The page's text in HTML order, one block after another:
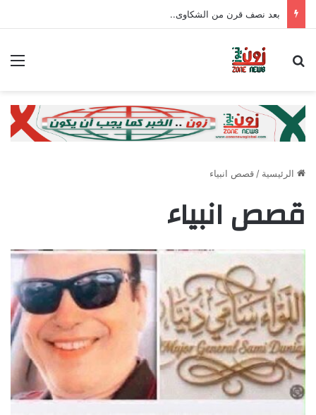
بعد نصف قرن من الشكاوى..
بحث عن
الرئيسية / قصص انبياء
قصص انبياء